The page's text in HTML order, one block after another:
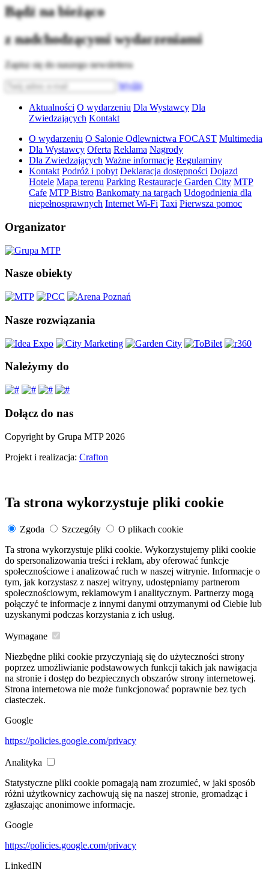
Bądź na bieżąco
z nadchodzącymi wydarzeniami
Zapisz się do naszego newslettera
Wyślij
Aktualności O wydarzeniu Dla Wystawcy Dla
Zwiedzających Kontakt
O wydarzeniu O Salonie Odlewnictwa FOCAST Multimedia
Dla Wystawcy Oferta Reklama Nagrody
Dla Zwiedzających Ważne informacje Regulaminy
Kontakt Podróż i pobyt Deklaracja dostępności Dojazd
Hotele Mapa terenu Parking Restauracje Garden City MTP
Cafe MTP Bistro Bankomaty na targach Udogodnienia dla
niepełnosprawnych Internet Wi-Fi Taxi Pierwsza pomoc
Organizator
Nasze obiekty
Nasze rozwiązania
Należymy do
Dołącz do nas
Copyright by Grupa MTP 2026
Projekt i realizacja: Crafton
Ta strona wykorzystuje pliki cookie
Zgoda Szczegóły
O plikach cookie
Ta strona wykorzystuje pliki cookie. Wykorzystujemy pliki cookie
do spersonalizowania treści i reklam, aby oferować funkcje
społecznościowe i analizować ruch w naszej witrynie. Informacje o
tym, jak korzystasz z naszej witryny, udostępniamy partnerom
społecznościowym, reklamowym i analitycznym. Partnerzy mogą
połączyć te informacje z innymi danymi otrzymanymi od Ciebie lub
uzyskanymi podczas korzystania z ich usług.
Wymagane
Niezbędne pliki cookie przyczyniają się do użyteczności strony
poprzez umożliwianie podstawowych funkcji takich jak nawigacja
na stronie i dostęp do bezpiecznych obszarów strony internetowej.
Strona internetowa nie może funkcjonować poprawnie bez tych
ciasteczek.
Google
https://policies.google.com/privacy
Analityka
Statystyczne pliki cookie pomagają nam zrozumieć, w jaki sposób
różni użytkownicy zachowują się na naszej stronie, gromadząc i
zgłaszając anonimowe informacje.
Google
https://policies.google.com/privacy
LinkedIN